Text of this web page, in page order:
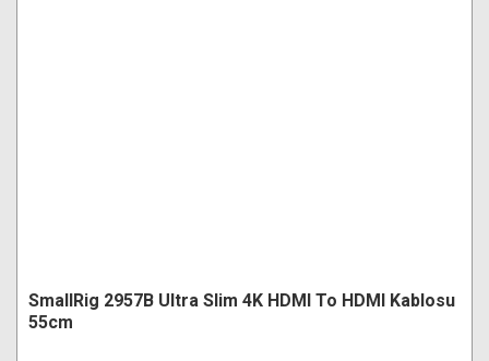
SmallRig 2957B Ultra Slim 4K HDMI To HDMI Kablosu
55cm